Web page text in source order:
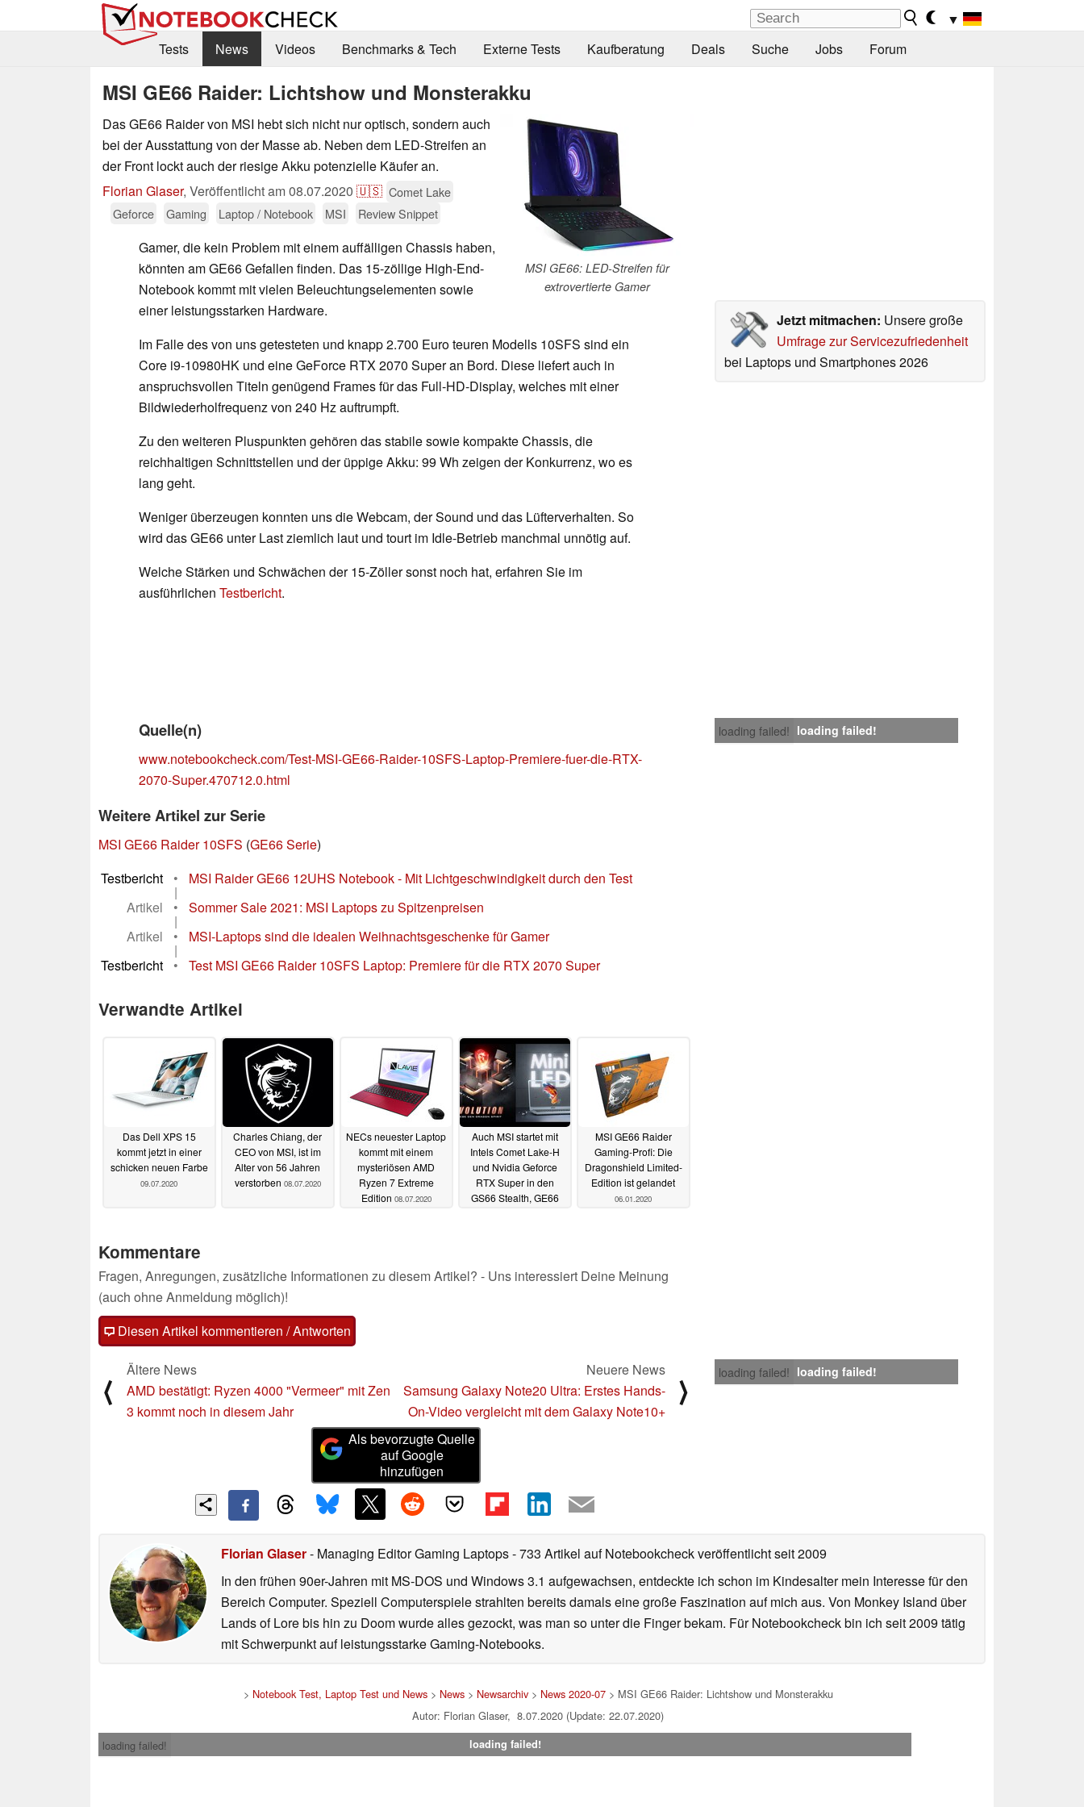
▼
Tests
News Videos Benchmarks & Tech Externe Tests Kaufberatung Deals Suche Jobs Forum
MSI GE66 Raider: Lichtshow und Monsterakku
MSI GE66: LED-Streifen für
extrovertierte Gamer
Das GE66 Raider von MSI hebt sich nicht nur optisch, sondern auch
bei der Ausstattung von der Masse ab. Neben dem LED-Streifen an
der Front lockt auch der riesige Akku potenzielle Käufer an.
Florian Glaser, Veröffentlicht am08.07.2020 🇺🇸 Comet Lake
Geforce
Gaming Laptop / Notebook MSI Review Snippet
Jetzt mitmachen: Unsere große
Umfrage zur Servicezufriedenheit
bei Laptops und Smartphones 2026
Gamer, die kein Problem mit einem auffälligen Chassis haben,
könnten am GE66 Gefallen finden. Das 15-zöllige High-End-
Notebook kommt mit vielen Beleuchtungselementen sowie
einer leistungsstarken Hardware.
Im Falle des von uns getesteten und knapp 2.700 Euro teuren Modells 10SFS sind ein
Core i9-10980HK und eine GeForce RTX 2070 Super an Bord. Diese liefert auch in
anspruchsvollen Titeln genügend Frames für das Full-HD-Display, welches mit einer
Bildwiederholfrequenz von 240 Hz auftrumpft.
Zu den weiteren Pluspunkten gehören das stabile sowie kompakte Chassis, die
reichhaltigen Schnittstellen und der üppige Akku: 99 Wh zeigen der Konkurrenz, wo es
lang geht.
Weniger überzeugen konnten uns die Webcam, der Sound und das Lüfterverhalten. So
wird das GE66 unter Last ziemlich laut und tourt im Idle-Betrieb manchmal unnötig auf.
Welche Stärken und Schwächen der 15-Zöller sonst noch hat, erfahren Sie im
ausführlichen Testbericht.
loading failed! loading failed!
Quelle(n)
www.notebookcheck.com/Test-MSI-GE66-Raider-10SFS-Laptop-Premiere-fuer-die-RTX-
2070-Super.470712.0.html
Weitere Artikel zur Serie
MSI GE66 Raider 10SFS (GE66 Serie)
Testbericht
• MSI Raider GE66 12UHS Notebook - Mit Lichtgeschwindigkeit durch den Test
|
Artikel
• Sommer Sale 2021: MSI Laptops zu Spitzenpreisen
|
Artikel
• MSI-Laptops sind die idealen Weihnachtsgeschenke für Gamer
|
Testbericht
• Test MSI GE66 Raider 10SFS Laptop: Premiere für die RTX 2070 Super
Verwandte Artikel
Das Dell XPS 15
kommt jetzt in einer
schicken neuen Farbe
09.07.2020
Charles Chiang, der
CEO von MSI, ist im
Alter von 56 Jahren
verstorben 08.07.2020
NECs neuester Laptop
kommt mit einem
mysteriösen AMD
Ryzen 7 Extreme
Edition 08.07.2020
Auch MSI startet mit
Intels Comet Lake-H
und Nvidia Geforce
RTX Super in den
GS66 Stealth, GE66
MSI GE66 Raider
Gaming-Profi: Die
Dragonshield Limited-
Edition ist gelandet
06.01.2020
Kommentare
Fragen, Anregungen, zusätzliche Informationen zu diesem Artikel? - Uns interessiert Deine Meinung
(auch ohne Anmeldung möglich)!
Diesen Artikel kommentieren / Antworten
loading failed! loading failed!
⟨
Ältere News
AMD bestätigt: Ryzen 4000 "Vermeer" mit Zen
3 kommt noch in diesem Jahr
Neuere News
Samsung Galaxy Note20 Ultra: Erstes Hands-
On-Video vergleicht mit dem Galaxy Note10+
⟩
Als bevorzugte Quelle
auf Google
hinzufügen
Florian Glaser- Managing Editor Gaming Laptops- 733 Artikel auf Notebookcheck veröffentlichtseit 2009
In den frühen 90er-Jahren mit MS-DOS und Windows 3.1 aufgewachsen, entdeckte ich schon im Kindesalter mein Interesse für den
Bereich Computer. Speziell Computerspiele strahlten bereits damals eine große Faszination auf mich aus. Von Monkey Island über
Lands of Lore bis hin zu Doom wurde alles gezockt, was man so unter die Finger bekam. Für Notebookcheck bin ich seit 2009 tätig
mit Schwerpunkt auf leistungsstarke Gaming-Notebooks.
> Notebook Test, Laptop Test und News> News> Newsarchiv> News 2020-07> MSI GE66 Raider: Lichtshow und Monsterakku
Autor: Florian Glaser, 8.07.2020 (Update: 22.07.2020)
loading failed!
loading failed!